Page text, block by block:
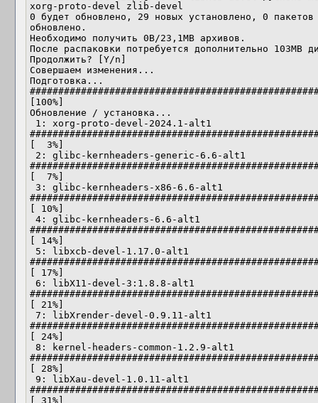
xorg-proto-devel zlib-devel
0 будет обновлено, 29 новых установлено, 0
обновлено.
Необходимо получить 0B/23,1MB архивов.
После распаковки потребуется дополнительно 103MB
Продолжить? [Y/n]
Совершаем изменения...
Подготовка...
[100%]
Обновление / установка...
[  3%]
[  7%]
[ 10%]
[ 14%]
[ 17%]
[ 21%]
[ 24%]
[ 28%]
[ 31%]